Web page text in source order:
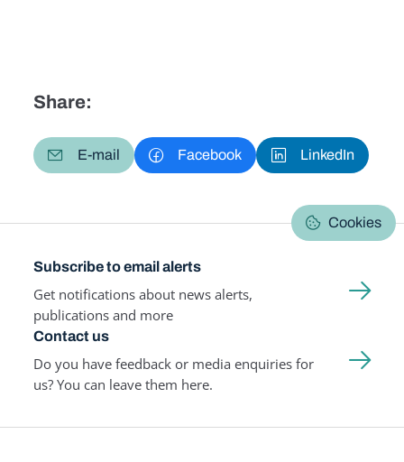
Share:
E-mail Facebook LinkedIn
Cookies
Subscribe to email alerts
Get notifications about news alerts,
publications and more
Contact us
Do you have feedback or media enquiries for
us? You can leave them here.